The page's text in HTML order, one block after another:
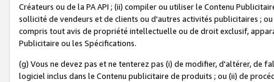
Créateurs ou de la PA API ; (ii) compiler ou utiliser le Contenu
sollicité de vendeurs et de clients ou d'autres activités publicitaires ;
compris tout avis de propriété intellectuelle ou de droit exclusif,
Publicitaire ou les Spécifications.
(g) Vous ne devez pas et ne tenterez pas (i) de modifier, d'altérer, de
logiciel inclus dans le Contenu publicitaire de produits ; ou (ii) de